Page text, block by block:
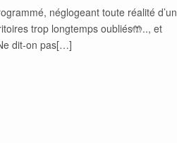
néglogeant toute réalité d’un
trop longtemps oubliés🤲.., et
dit-on pas[…]